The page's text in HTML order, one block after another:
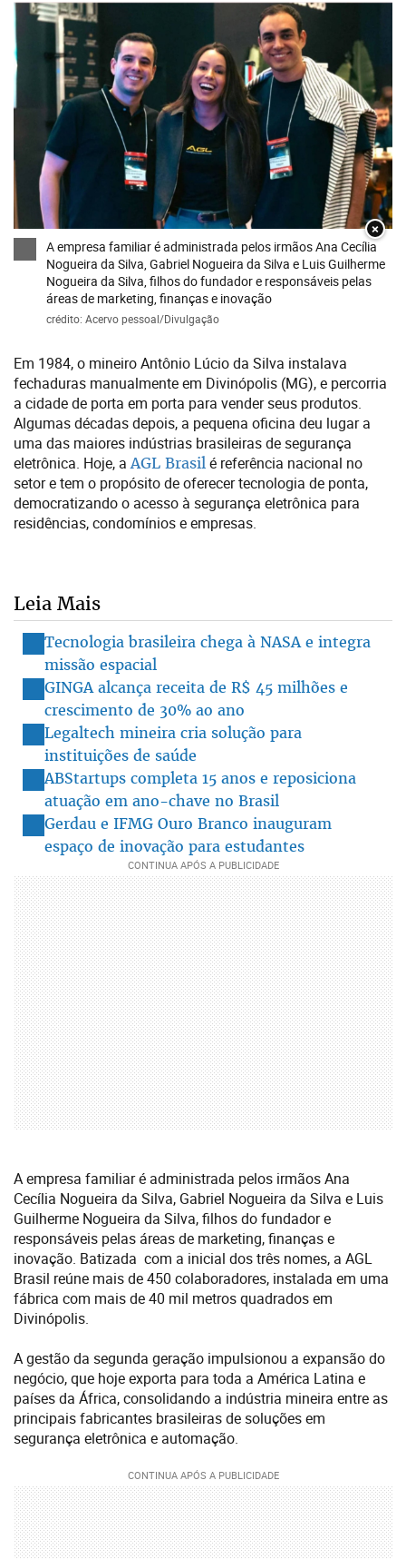
×
A empresa familiar é administrada pelos irmãos Ana Cecília
Nogueira da Silva, Gabriel Nogueira da Silva e Luis Guilherme
Nogueira da Silva, filhos do fundador e responsáveis pelas
áreas de marketing, finanças e inovação
crédito: Acervo pessoal/Divulgação
Em 1984, o mineiro Antônio Lúcio da Silva instalava
fechaduras manualmente em Divinópolis (MG), e percorria
a cidade de porta em porta para vender seus produtos.
Algumas décadas depois, a pequena oficina deu lugar a
uma das maiores indústrias brasileiras de segurança
eletrônica. Hoje, aAGL Brasilé referência nacional no
setor e tem o propósito de oferecer tecnologia de ponta,
democratizando o acesso à segurança eletrônica para
residências, condomínios e empresas.
Leia Mais
Tecnologia brasileira chega à NASA e integra
missão espacial
GINGA alcança receita de R$ 45 milhões e
crescimento de 30% ao ano
Legaltech mineira cria solução para
instituições de saúde
ABStartups completa 15 anos e reposiciona
atuação em ano-chave no Brasil
Gerdau e IFMG Ouro Branco inauguram
espaço de inovação para estudantes
A empresa familiar é administrada pelos irmãos Ana
Cecília Nogueira da Silva, Gabriel Nogueira da Silva e Luis
Guilherme Nogueira da Silva, filhos do fundador e
responsáveis pelas áreas de marketing, finanças e
inovação. Batizada com a inicial dos três nomes, a AGL
Brasil reúne mais de 450 colaboradores, instalada em uma
fábrica com mais de 40 mil metros quadrados em
Divinópolis.
A gestão da segunda geração impulsionou a expansão do
negócio, que hoje exporta para toda a América Latina e
países da África, consolidando a indústria mineira entre as
principais fabricantes brasileiras de soluções em
segurança eletrônica e automação.